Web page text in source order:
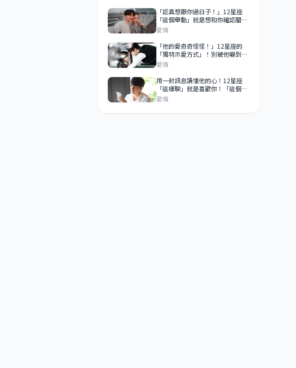
「認真想跟你過日子！」12星座
「這個舉動」就是想和你確認關
係！從曖昧到交往就差在這裡了！
愛情
「他的愛奇奇怪怪！」12星座的
「獨特示愛方式」！別被他嚇到，
他只是太喜歡你！
愛情
用一封訊息讀懂他的心！12星座
「這樣聊」就是喜歡你！「這個星
座」越喜歡你越不會秒回！
愛情